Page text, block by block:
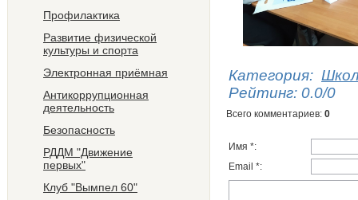
Профилактика
Развитие физической
культуры и спорта
Электронная приёмная
Антикоррупционная
деятельность
Безопасность
РДДМ "Движение
первых"
Клуб "Вымпел 60"
Категория:
Рейтинг: 0.0/0
Всего комментариев: 0
Имя *:
Email *: